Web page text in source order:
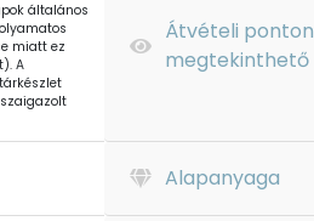
általános
miatt ez
A
Átvételi ponton
megtekinthető
Alapanyaga